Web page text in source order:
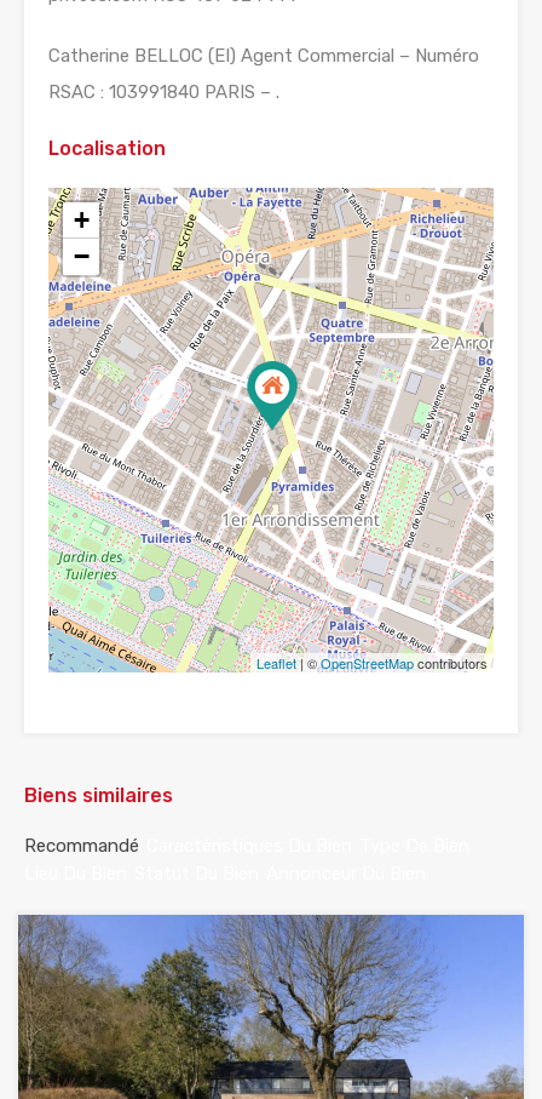
Catherine BELLOC (EI) Agent Commercial – Numéro
RSAC : 103991840 PARIS – .
Localisation
+
−
Leaflet| ©OpenStreetMapcontributors
Biens similaires
Recommandé